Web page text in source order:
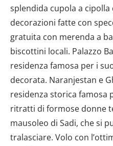
splendida cupola a cipolla
decorazioni fatte con
gratuita con merenda a
biscottini locali. Palazzo
residenza famosa per i
decorata. Naranjestan e
residenza storica famosa
ritratti di formose donne
mausoleo di Sadi, che si
tralasciare. Volo con